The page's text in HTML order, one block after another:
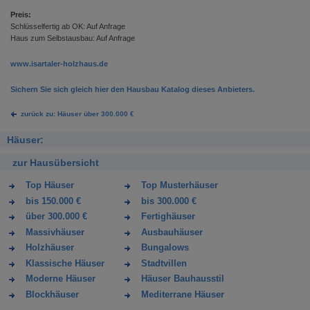
Preis:
Schlüsselfertig ab OK: Auf Anfrage
Haus zum Selbstausbau: Auf Anfrage
www.isartaler-holzhaus.de
Sichern Sie sich gleich hier den Hausbau Katalog dieses Anbieters.
zurück zu: Häuser über 300.000 €
Häuser:
zur Hausübersicht
Top Häuser
Top Musterhäuser
bis 150.000 €
bis 300.000 €
über 300.000 €
Fertighäuser
Massivhäuser
Ausbauhäuser
Holzhäuser
Bungalows
Klassische Häuser
Stadtvillen
Moderne Häuser
Häuser Bauhausstil
Blockhäuser
Mediterrane Häuser